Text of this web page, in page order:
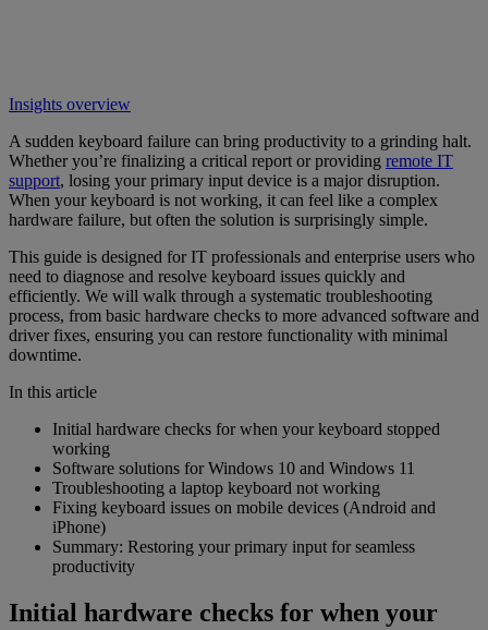
Insights overview
A sudden keyboard failure can bring productivity to a grinding halt.
Whether you’re finalizing a critical report or providing remote IT
support, losing your primary input device is a major disruption.
When your keyboard is not working, it can feel like a complex
hardware failure, but often the solution is surprisingly simple.
This guide is designed for IT professionals and enterprise users who
need to diagnose and resolve keyboard issues quickly and
efficiently. We will walk through a systematic troubleshooting
process, from basic hardware checks to more advanced software and
driver fixes, ensuring you can restore functionality with minimal
downtime.
In this article
Initial hardware checks for when your keyboard stopped
working
Software solutions for Windows 10 and Windows 11
Troubleshooting a laptop keyboard not working
Fixing keyboard issues on mobile devices (Android and
iPhone)
Summary: Restoring your primary input for seamless
productivity
Initial hardware checks for when your